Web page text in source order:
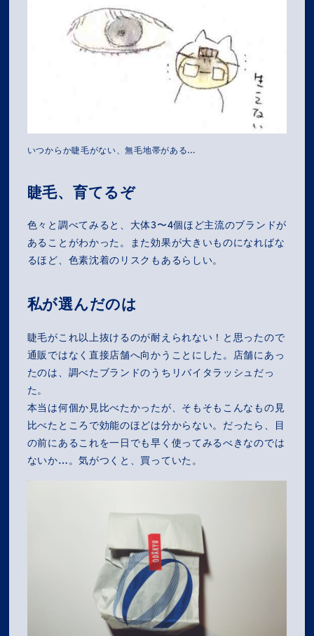
いつからか睫毛がない、無毛地帯がある…
睫毛、育てるぞ
色々と調べてみると、大体3〜4個ほど主流のブランドが
あることがわかった。また効果が大きいものになればな
るほど、色素沈着のリスクもあるらしい。
私が選んだのは
睫毛がこれ以上抜けるのが耐えられない！と思ったので
通販ではなく直接店舗へ向かうことにした。店舗にあっ
たのは、調べたブランドのうちリバイタラッシュだっ
た。
本当は何個か見比べたかったが、そもそもこんなもの見
比べたところで効能のほどは分からない。だったら、目
の前にあるこれを一日でも早く使ってみるべきなのでは
ないか…。気がつくと、買っていた。